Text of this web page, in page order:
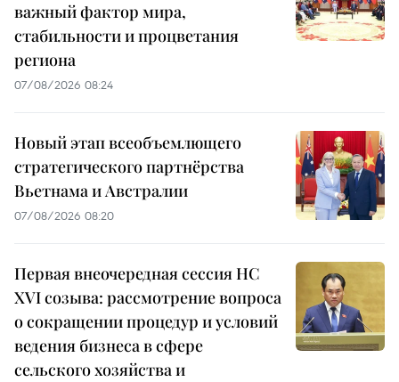
важный фактор мира,
стабильности и процветания
региона
07/08/2026 08:24
Новый этап всеобъемлющего
стратегического партнёрства
Вьетнама и Австралии
07/08/2026 08:20
Первая внеочередная сессия НС
XVI созыва: рассмотрение вопроса
о сокращении процедур и условий
ведения бизнеса в сфере
сельского хозяйства и